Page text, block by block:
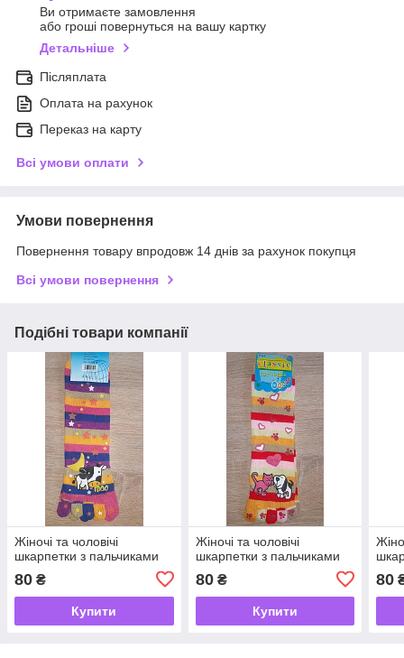
Ви отримаєте замовлення
або гроші повернуться на вашу картку
Детальніше
Післяплата
Оплата на рахунок
Переказ на карту
Всі умови оплати
Умови повернення
Повернення товару впродовж 14 днів за рахунок покупця
Всі умови повернення
Подібні товари компанії
Жіночі та чоловічі
шкарпетки з пальчиками
80 ₴
Купити
Жіночі та чоловічі
шкарпетки з пальчиками
80₴
Купити
80